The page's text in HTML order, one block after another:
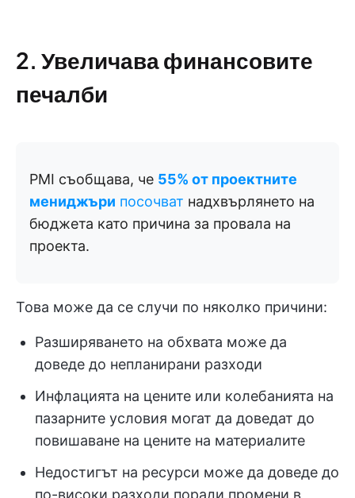
2. Увеличава финансовите
печалби
PMI съобщава, че 55% от проектните
мениджъри посочват надхвърлянето на
бюджета като причина за провала на
проекта.
Това може да се случи по няколко причини:
Разширяването на обхвата може да
доведе до непланирани разходи
Инфлацията на цените или колебанията на
пазарните условия могат да доведат до
повишаване на цените на материалите
Недостигът на ресурси може да доведе до
по-високи разходи поради промени в